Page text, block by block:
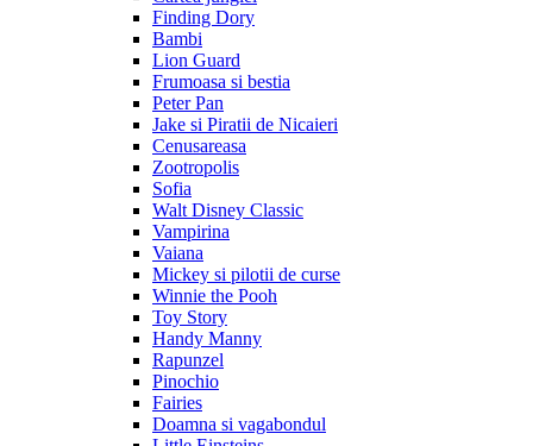
Finding Dory
Bambi
Lion Guard
Frumoasa si bestia
Peter Pan
Jake si Piratii de Nicaieri
Cenusareasa
Zootropolis
Sofia
Walt Disney Classic
Vampirina
Vaiana
Mickey si pilotii de curse
Winnie the Pooh
Toy Story
Handy Manny
Rapunzel
Pinochio
Fairies
Doamna si vagabondul